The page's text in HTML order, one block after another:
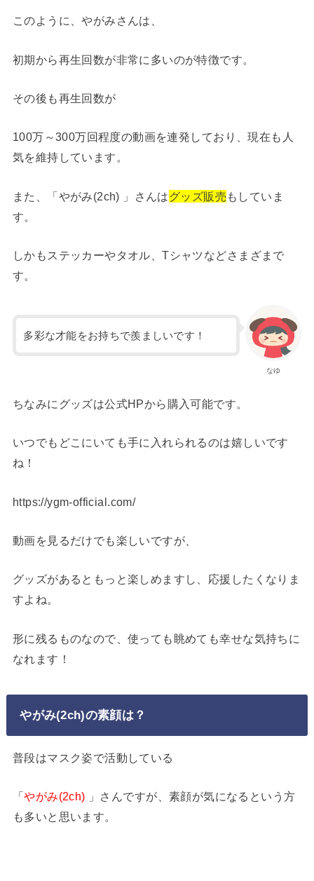
このように、やがみさんは、
初期から再生回数が非常に多いのが特徴です。
その後も再生回数が
100万～300万回程度の動画を連発しており、現在も人
気を維持しています。
また、「やがみ(2ch) 」さんはグッズ販売 もしていま
す。
しかもステッカーやタオル、Tシャツなどさまざまで
す。
なゆ
多彩な才能をお持ちで羨ましいです！
ちなみにグッズは公式HPから購入可能です。
いつでもどこにいても手に入れられるのは嬉しいです
ね！
https://ygm-official.com/
動画を見るだけでも楽しいですが、
グッズがあるともっと楽しめますし、応援したくなりま
すよね。
形に残るものなので、使っても眺めても幸せな気持ちに
なれます！
やがみ(2ch)の素顔は？
普段はマスク姿で活動している
「やがみ(2ch) 」さんですが、素顔が気になるという方
も多いと思います。